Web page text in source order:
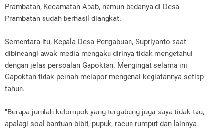
Prambatan, Kecamatan Abab, namun bedanya di Desa
Prambatan sudah berhasil diangkat.
Sementara itu, Kepala Desa Pengabuan, Supriyanto saat
dibincangi awak media mengaku dirinya tidak mengetahui
dengan jelas persoalan Gapoktan. Mengingat selama ini
Gapoktan tidak pernah melapor mengenai kegiatannya setiap
tahun.
"Berapa jumlah kelompok yang tergabung juga saya tidak tau,
apalagi soal bantuan bibit, pupuk, racun rumput dan lainnya,